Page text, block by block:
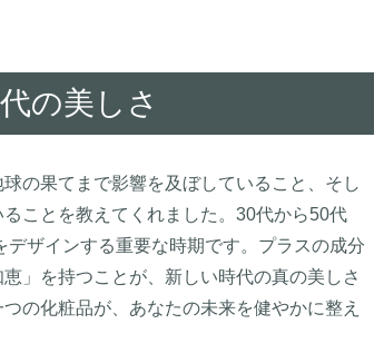
の美しさ
の果てまで影響を及ぼしていること、そし
ことを教えてくれました。30代から50代
ザインする重要な時期です。プラスの成分
」を持つことが、新しい時代の真の美しさ
の化粧品が、あなたの未来を健やかに整え